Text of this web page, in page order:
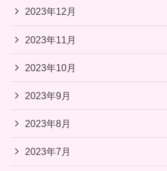
2023年12月
2023年11月
2023年10月
2023年9月
2023年8月
2023年7月